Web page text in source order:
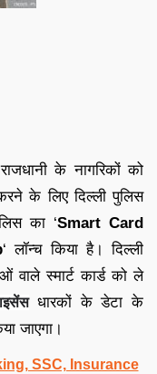
के नागरिकों को
के लिए दिल्ली पुलिस
का ‘Smart Card
‘ लॉन्च किया है। दिल्ली
वाले स्मार्ट कार्ड को ले
धारकों के डेटा के
जाएगा।
SSC, Insurance